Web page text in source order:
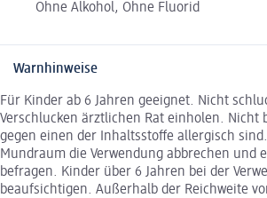
Ohne Alkohol, Ohne Fluorid
Warnhinweise
Für Kinder ab 6 Jahren geeignet. Nicht
Verschlucken ärztlichen Rat einholen. Nicht
gegen einen der Inhaltsstoffe allergisch
Mundraum die Verwendung abbrechen und
befragen. Kinder über 6 Jahren bei der
beaufsichtigen. Außerhalb der Reichweite